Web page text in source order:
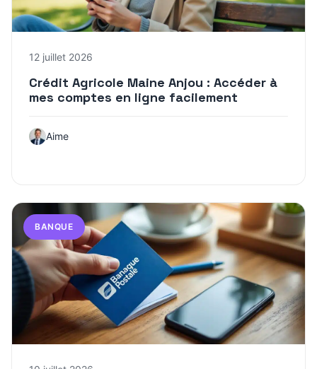
12 juillet 2026
Crédit Agricole Maine Anjou : Accéder à
mes comptes en ligne facilement
Aime
BANQUE